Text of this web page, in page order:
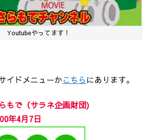
Youtubeやってます！
イドメニューかこちら にあります。
（サラネ企画財団)
年4月7日